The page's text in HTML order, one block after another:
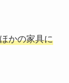
かの家具に